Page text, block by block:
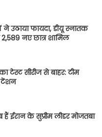
ने उठाया फायदा, डीयू स्नातक
नए छात्र शामिल
टेस्ट सीरीज से बाहर: टीम
टेंशन
ईरान के सुप्रीम लीडर मोजतबा